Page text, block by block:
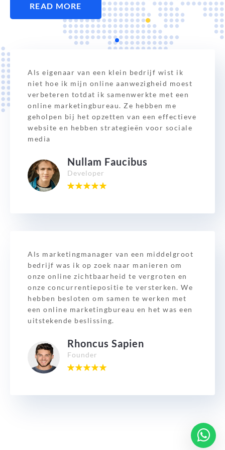
READ MORE
Als eigenaar van een klein bedrijf wist ik
niet hoe ik mijn online aanwezigheid moest
verbeteren totdat ik samenwerkte met een
online marketingbureau. Ze hebben me
geholpen bij het opzetten van een effectieve
website en hebben strategieën voor sociale
media
Nullam Faucibus
Developer
Als marketingmanager van een middelgroot
bedrijf was ik op zoek naar manieren om
onze online zichtbaarheid te vergroten en
onze concurrentiepositie te versterken. We
hebben besloten om samen te werken met
een online marketingbureau en het was een
uitstekende beslissing.
Rhoncus Sapien
Founder